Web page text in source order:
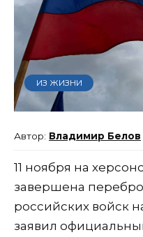
ИЗ ЖИЗНИ
Владимир Белов
11 ноября на
завершена
российских войск
заявил